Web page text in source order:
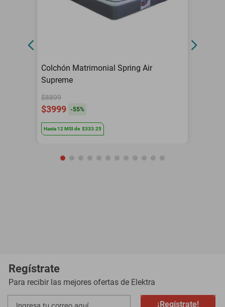
Colchón Matrimonial Spring Air
Supreme
$8899
$3999 -55%
Hasta12 MSIde $333.25
Regístrate
Para recibir las mejores ofertas de Elektra
¡Regístrate!